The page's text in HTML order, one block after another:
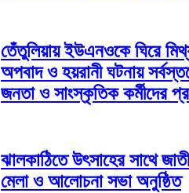
তেঁতুলিয়ায় ইউএনওকে ঘিরে
অপবাদ ও হয়রানী ঘটনায়
জনতা ও সাংস্কৃতিক কর্মীদের
ঝালকাঠিতে উৎসাহের সাথে
মেলা ও আলোচনা সভা অনুষ্ঠিত